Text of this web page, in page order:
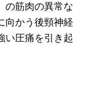
の筋肉の異常な
向かう後頸神経
い圧痛を引き起